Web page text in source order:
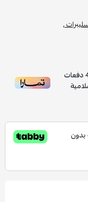
,
دفعات